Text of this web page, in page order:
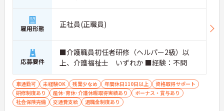
雇用形態 正社員(正職員)
応募要件
■介護職員初任者研修（ヘルパー2級）以
上、介護福祉士 いずれか ■経験：不問
車通勤可 未経験OK 残業少なめ 年間休日110日以上
資格取得サポート
研修制度あり
産休･育休･介護休暇取得実績あり
ボーナス・賞与あり
社会保険完備
交通費支給 退職金制度あり